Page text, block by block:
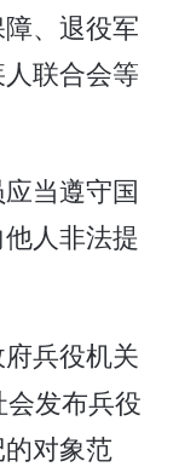
、退役军
联合会等
当遵守国
人非法提
兵役机关
发布兵役
对象范